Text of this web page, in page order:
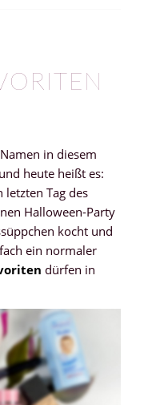
in diesem
heute heißt es:
letzten Tag des
Halloween-Party
kocht und
ein normaler
dürfen in